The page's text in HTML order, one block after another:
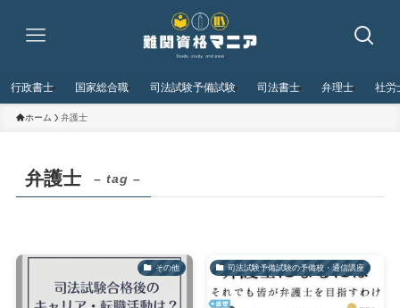
行政書士 国家総合職 司法試験予備試験 司法書士 弁理士 社労
ホーム 弁護士
弁護士 – tag –
その他 司法試験予備試験の予備校・通信講座